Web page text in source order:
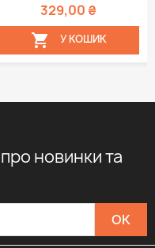
329,00 ₴
 У КОШИК
новинки та